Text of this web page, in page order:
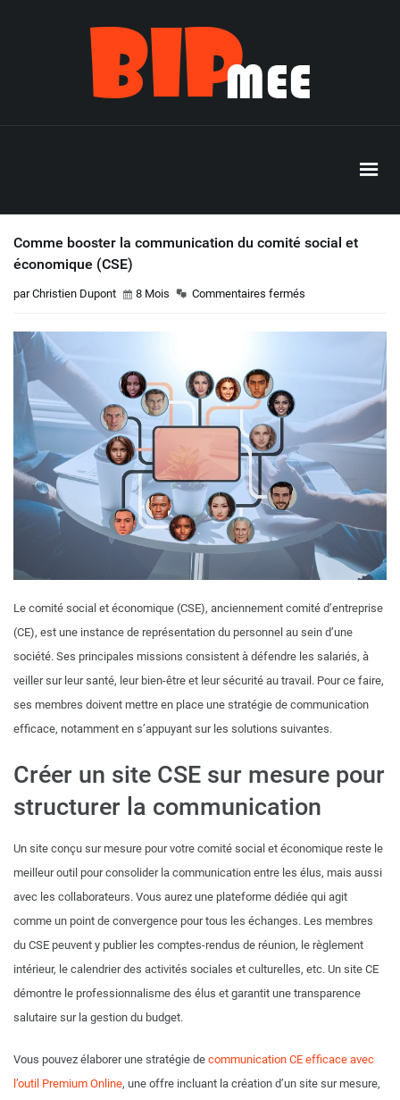
Comme booster la communication du comité social et
économique (CSE)
par Christien Dupont 8 Mois Commentaires fermés
Le comité social et économique (CSE), anciennement comité d’entreprise
(CE), est une instance de représentation du personnel au sein d’une
société. Ses principales missions consistent à défendre les salariés, à
veiller sur leur santé, leur bien-être et leur sécurité au travail. Pour ce faire,
ses membres doivent mettre en place une stratégie de communication
efficace, notamment en s’appuyant sur les solutions suivantes.
Créer un site CSE sur mesure pour
structurer la communication
Un site conçu sur mesure pour votre comité social et économique reste le
meilleur outil pour consolider la communication entre les élus, mais aussi
avec les collaborateurs. Vous aurez une plateforme dédiée qui agit
comme un point de convergence pour tous les échanges. Les membres
du CSE peuvent y publier les comptes-rendus de réunion, le règlement
intérieur, le calendrier des activités sociales et culturelles, etc. Un site CE
démontre le professionnalisme des élus et garantit une transparence
salutaire sur la gestion du budget.
Vous pouvez élaborer une stratégie de communication CE efficace avec
l’outil Premium Online, une offre incluant la création d’un site sur mesure,